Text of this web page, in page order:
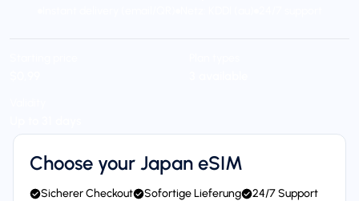
Choose your Japan eSIM
Sicherer Checkout Sofortige Lieferung
24/7 Support